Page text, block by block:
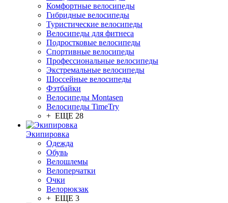
Комфортные велосипеды
Гибридные велосипеды
Туристические велосипеды
Велосипеды для фитнеса
Подростковые велосипеды
Спортивные велосипеды
Профессиональные велосипеды
Экстремальные велосипеды
Шоссейные велосипеды
Фэтбайки
Велосипеды Montasen
Велосипеды TimeTry
+ ЕЩЕ 28
Экипировка
Одежда
Обувь
Велошлемы
Велоперчатки
Очки
Велорюкзак
+ ЕЩЕ 3